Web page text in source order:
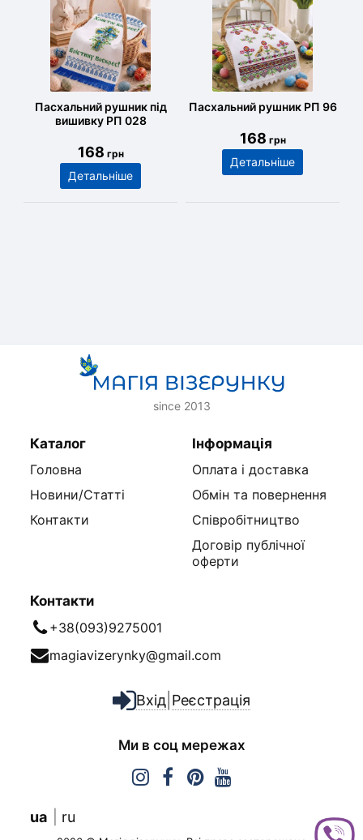
Пасхальний рушник під
вишивку РП 028
168 грн
Детальніше
Пасхальний рушник РП 96
168 грн
Детальніше
since 2013
Каталог
Головна
Новини/Статті
Контакти
Інформація
Оплата і доставка
Обмін та повернення
Співробітництво
Договір публічної
оферти
Контакти
+38(093)9275001
magiavizerynky@gmail.com
Вхід Реєстрація
Ми в соц мережах
ua ru